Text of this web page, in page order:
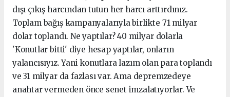
dışı çıkış harcından tutun her harcı arttırdınız.
Toplam bağış kampanyalarıyla birlikte 71 milyar
dolar toplandı. Ne yaptılar? 40 milyar dolarla
'Konutlar bitti' diye hesap yaptılar, onların
yalancısıyız. Yani konutlara lazım olan para toplandı
ve 31 milyar da fazlası var. Ama depremzedeye
anahtar vermeden önce senet imzalatıyorlar. Ve